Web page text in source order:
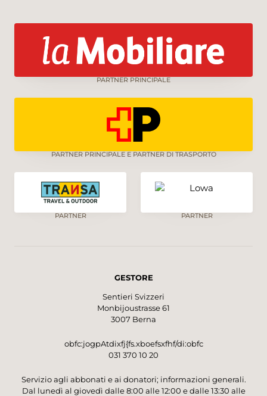
PARTNER PRINCIPALE
PARTNER PRINCIPALE E PARTNER DI TRASPORTO
PARTNER PARTNER
GESTORE
Sentieri Svizzeri
Monbijoustrasse 61
3007 Berna
obfc:jogpAtdixfj{fs.xboefsxfhf/di:obfc
031 370 10 20
Servizio agli abbonati e ai donatori; informazioni generali.
Dal lunedì al giovedì dalle 8:00 alle 12:00 e dalle 13:30 alle